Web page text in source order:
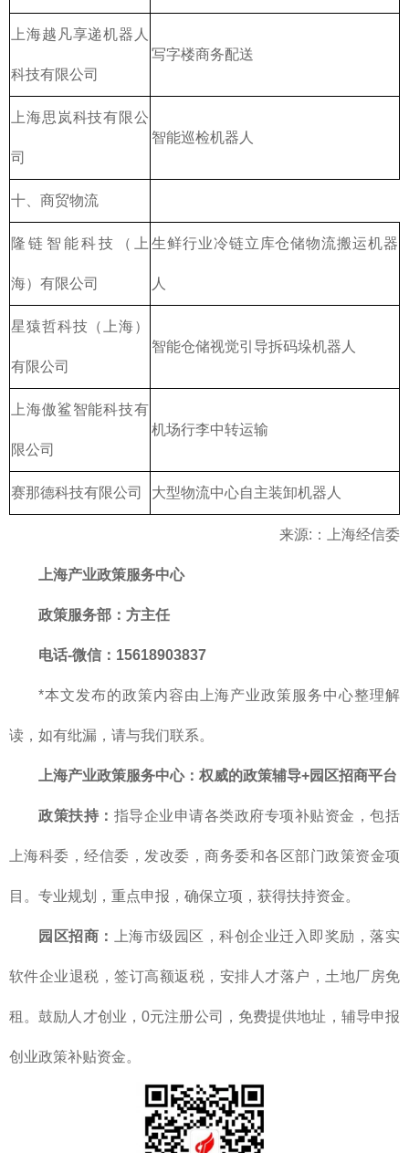
上海越凡享递机器人
科技有限公司
写字楼商务配送
上海思岚科技有限公
司
智能巡检机器人
十、商贸物流
隆链智能科技（上
海）有限公司
生鲜行业冷链立库仓储物流搬运机器
人
星猿哲科技（上海）
有限公司
智能仓储视觉引导拆码垛机器人
上海傲鲨智能科技有
限公司
机场行李中转运输
赛那德科技有限公司 大型物流中心自主装卸机器人
来源:：上海经信委
上海产业政策服务中心
政策服务部 ：方主任
电话-微信：15618903837
*本文发布的政策内容由上海产业政策服务中心整理解
读，如有纰漏，请与我们联系。
上海产业政策服务中心： 权威的政策辅导+园区招商平台
政策扶持： 指导企业申请各类政府专项补贴资金，包括
上海科委，经信委，发改委，商务委和各区部门政策资金项
目。专业规划，重点申报，确保立项，获得扶持资金。
园区招商： 上海市级园区，科创企业迁入即奖励，落实
软件企业退税，签订高额返税，安排人才落户，土地厂房免
租。鼓励人才创业，0元注册公司，免费提供地址，辅导申报
创业政策补贴资金。